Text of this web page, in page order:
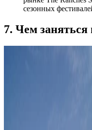
сезонных
7. Чем